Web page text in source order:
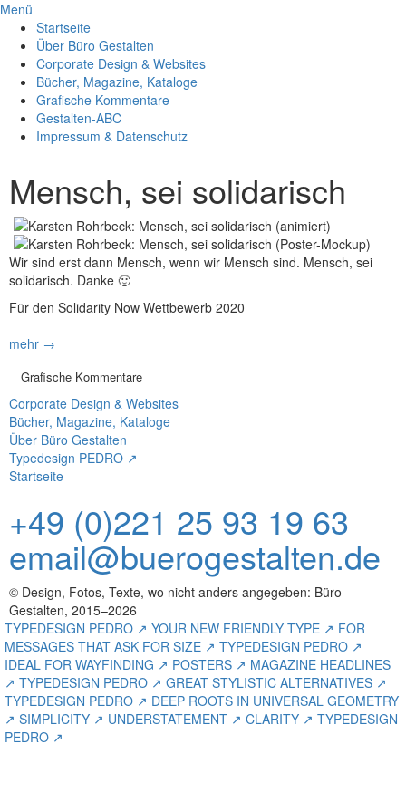
Menü
Startseite
Über Büro Gestalten
Corporate Design & Websites
Bücher, Magazine, Kataloge
Grafische Kommentare
Gestalten-ABC
Impressum & Datenschutz
Mensch, sei solidarisch
Wir sind erst dann Mensch, wenn wir Mensch sind. Mensch, sei
solidarisch. Danke 🙂
Für den Solidarity Now Wettbewerb 2020
mehr →
Grafische Kommentare
Corporate Design & Websites
Bücher, Magazine, Kataloge
Über Büro Gestalten
Typedesign PEDRO ↗
Startseite
+49 (0)221 25 93 19 63
email@buerogestalten.de
© Design, Fotos, Texte, wo nicht anders angegeben: Büro
Gestalten, 2015–2026
TYPEDESIGN PEDRO ↗ YOUR NEW FRIENDLY TYPE ↗ FOR
MESSAGES THAT ASK FOR SIZE ↗ TYPEDESIGN PEDRO ↗
IDEAL FOR WAYFINDING ↗ POSTERS ↗ MAGAZINE HEADLINES
↗ TYPEDESIGN PEDRO ↗ GREAT STYLISTIC ALTERNATIVES ↗
TYPEDESIGN PEDRO ↗ DEEP ROOTS IN UNIVERSAL GEOMETRY
↗ SIMPLICITY ↗ UNDERSTATEMENT ↗ CLARITY ↗ TYPEDESIGN
PEDRO ↗